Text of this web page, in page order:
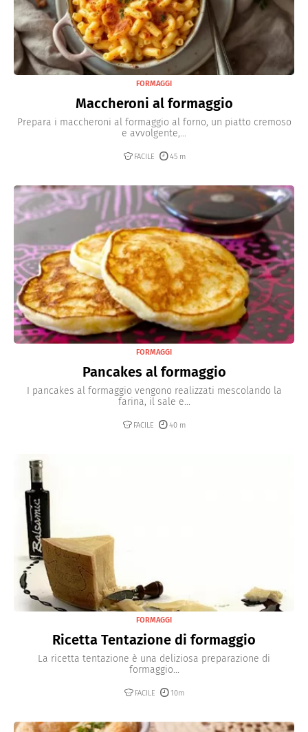
FORMAGGI
Maccheroni al formaggio
Prepara i maccheroni al formaggio al forno, un piatto cremoso
e avvolgente,...
FACILE 45 m
FORMAGGI
Pancakes al formaggio
I pancakes al formaggio vengono realizzati mescolando la
farina, il sale e...
FACILE 40 m
FORMAGGI
Ricetta Tentazione di formaggio
La ricetta tentazione è una deliziosa preparazione di
formaggio...
FACILE 10m